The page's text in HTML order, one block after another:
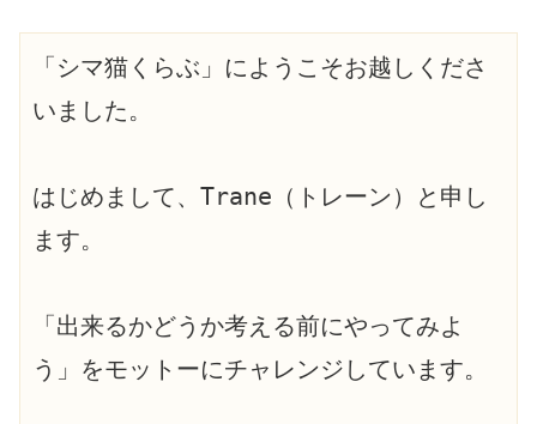
「シマ猫くらぶ」にようこそお越しくださ
いました。
はじめまして、Trane（トレーン）と申し
ます。
「出来るかどうか考える前にやってみよ
う」をモットーにチャレンジしています。